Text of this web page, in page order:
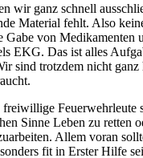
wir ganz schnell
Material fehlt. Also
Gabe von Medikamenten
EKG. Das ist alles
sind trotzdem nicht
freiwillige Feuerwehrleute
Sinne Leben zu retten
Allem voran
fit in Erster Hilfe